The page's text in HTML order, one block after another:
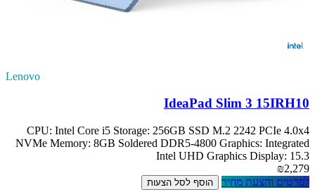
Lenovo
IdeaPad Slim 3 15IRH10
CPU: Intel Core i5 Storage: 256GB SSD M.2 2242 PCIe 4.0x4
NVMe Memory: 8GB Soldered DDR5-4800 Graphics: Integrated
Intel UHD Graphics Display: 15.3
₪2,279
לפרטים והצעת מחיר
הוסף לסל הצעות